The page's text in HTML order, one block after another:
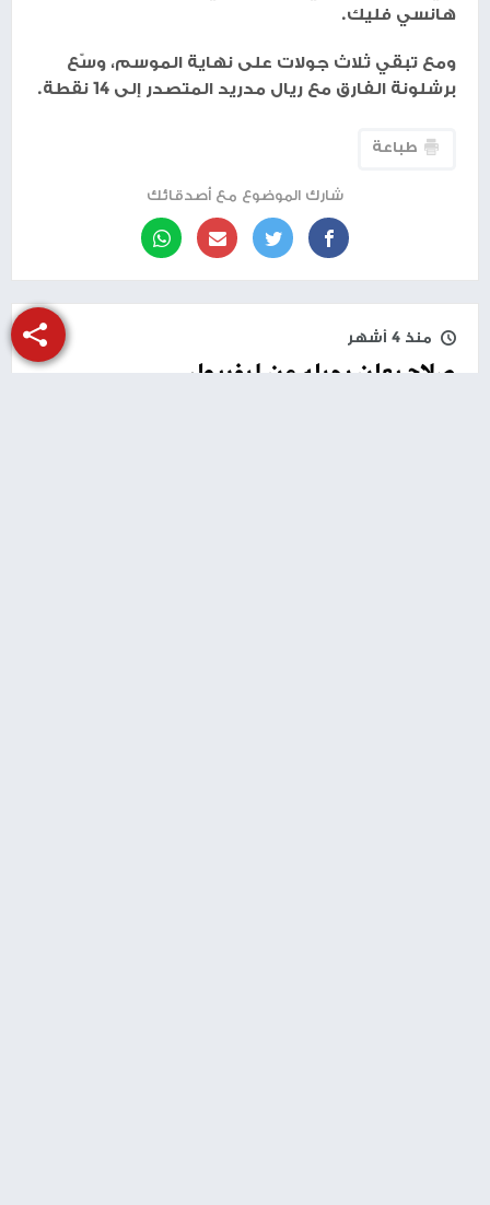
هانسي فليك.
ومع تبقي ثلاث جولات على نهاية الموسم، وسّع
برشلونة الفارق مع ريال مدريد المتصدر إلى 14 نقطة.
طباعة
شارك الموضوع مع أصدقائك
منذ 4 أشهر
صلاح يعلن رحيله عن ليفربول